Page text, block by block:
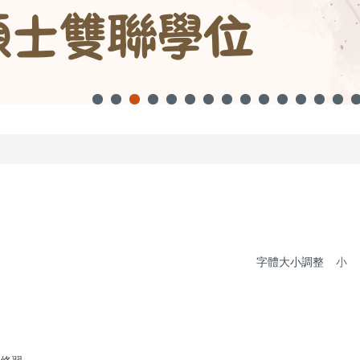
字體大小調整 小